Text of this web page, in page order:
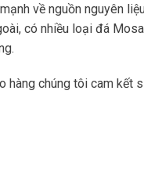
về nguồn nguyên
có nhiều loại đá
chúng tôi cam kết